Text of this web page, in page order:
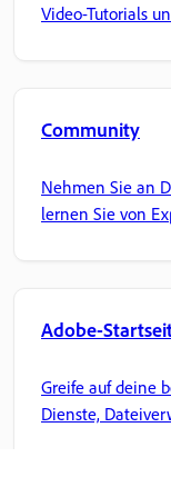
Video-Tutorials
Community
Nehmen Sie an
lernen Sie von
Adobe-
Greife auf deine
Dienste,